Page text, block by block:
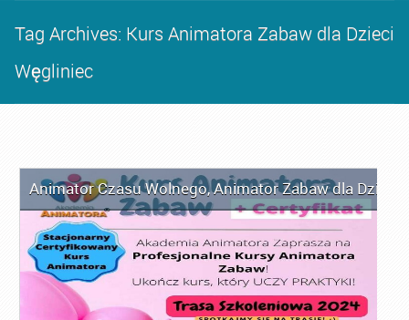
Tag Archives: Kurs Animatora Zabaw dla Dzieci
Węgliniec
Animator Czasu Wolnego,Animator Zabaw dla Dzieci